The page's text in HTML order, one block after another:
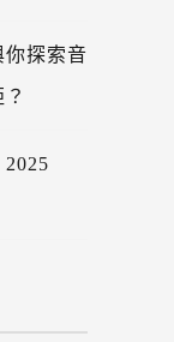
你探索音